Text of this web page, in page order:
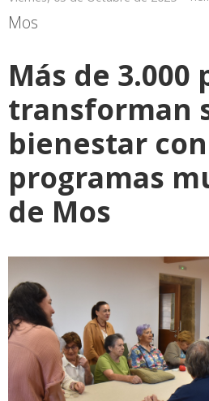
Mos
Más de 3.000
transforman
bienestar
programas
de Mos